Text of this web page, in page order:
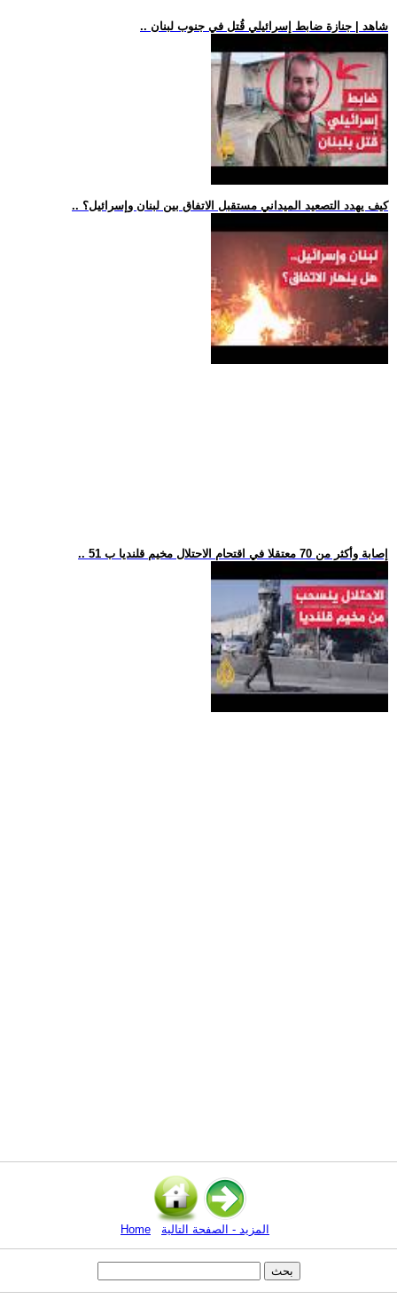
.. شاهد | جنازة ضابط إسرائيلي قُتل في جنوب لبنان
.. كيف يهدد التصعيد الميداني مستقبل الاتفاق بين لبنان وإسرائيل؟
.. 51 إصابة وأكثر من 70 معتقلا في اقتحام الاحتلال مخيم قلنديا ب
Home المزيد - الصفحة التالية